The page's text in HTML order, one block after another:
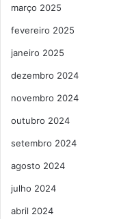
março 2025
fevereiro 2025
janeiro 2025
dezembro 2024
novembro 2024
outubro 2024
setembro 2024
agosto 2024
julho 2024
abril 2024